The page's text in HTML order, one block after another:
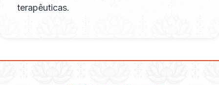
terapêuticas.